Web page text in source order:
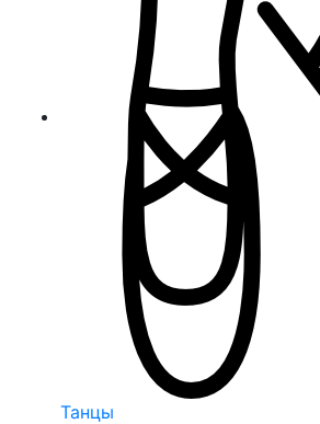
Танцы